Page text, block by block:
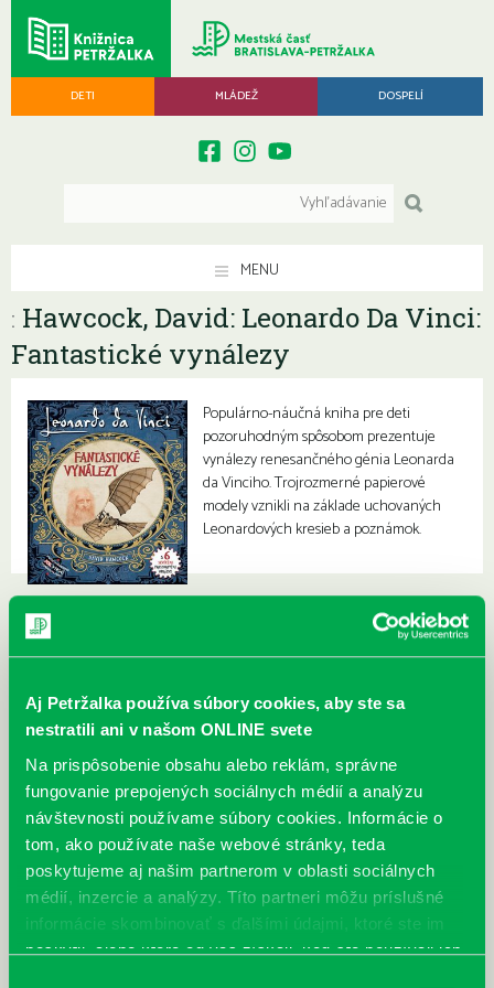
Aj Petržalka používa súbory cookies, aby ste sa
nestratili ani v našom ONLINE svete
Na prispôsobenie obsahu alebo reklám, správne
fungovanie prepojených sociálnych médií a analýzu
návštevnosti používame súbory cookies. Informácie o
tom, ako používate naše webové stránky, teda
poskytujeme aj našim partnerom v oblasti sociálnych
médií, inzercie a analýzy. Títo partneri môžu príslušné
informácie skombinovať s ďalšími údajmi, ktoré ste im
poskytli, alebo ktoré od vás získali, keď ste používali ich
DETI MLÁDEŽ DOSPELÍ
MENU
: Hawcock, David: Leonardo Da Vinci:
Fantastické vynálezy
Populárno-náučná kniha pre deti
pozoruhodným spôsobom prezentuje
vynálezy renesančného génia Leonarda
da Vinciho. Trojrozmerné papierové
modely vznikli na základe uchovaných
Leonardových kresieb a poznámok.